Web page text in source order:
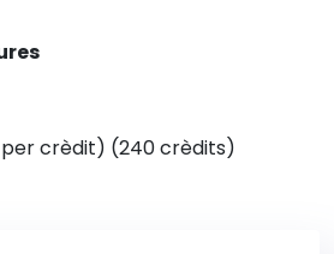
crèdit) (240 crèdits)